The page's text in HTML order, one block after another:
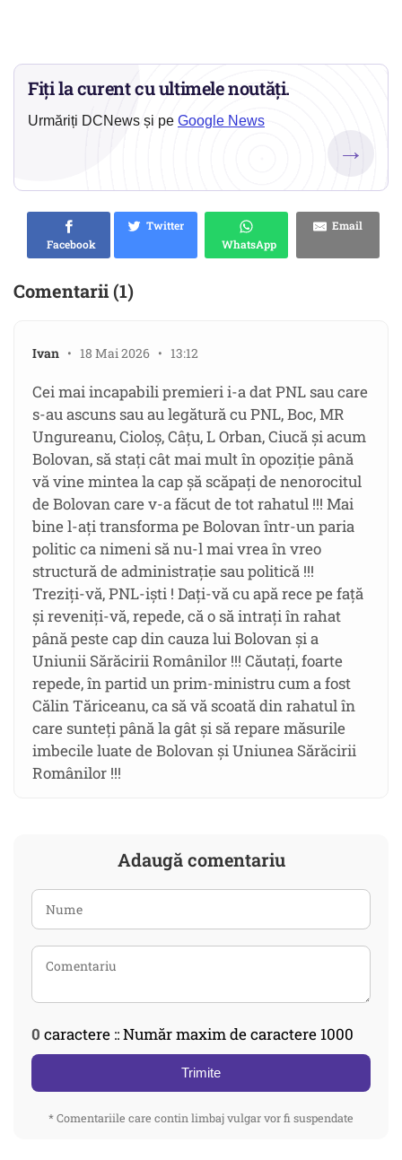
Fiți la curent cu ultimele noutăți.
Urmăriți DCNews și pe Google News
→
Facebook
Twitter
WhatsApp
Email
Comentarii (1)
Ivan • 18 Mai 2026 • 13:12
Cei mai incapabili premieri i-a dat PNL sau care
s-au ascuns sau au legătură cu PNL, Boc, MR
Ungureanu, Cioloș, Câțu, L Orban, Ciucă și acum
Bolovan, să stați cât mai mult în opoziție până
vă vine mintea la cap șă scăpați de nenorocitul
de Bolovan care v-a făcut de tot rahatul !!! Mai
bine l-ați transforma pe Bolovan într-un paria
politic ca nimeni să nu-l mai vrea în vreo
structură de administrație sau politică !!!
Treziți-vă, PNL-iști ! Dați-vă cu apă rece pe față
și reveniți-vă, repede, că o să intrați în rahat
până peste cap din cauza lui Bolovan și a
Uniunii Sărăcirii Românilor !!! Căutați, foarte
repede, în partid un prim-ministru cum a fost
Călin Tăriceanu, ca să vă scoată din rahatul în
care sunteți până la gât și să repare măsurile
imbecile luate de Bolovan și Uniunea Sărăcirii
Românilor !!!
Adaugă comentariu
0 caractere :: Număr maxim de caractere 1000
Trimite
* Comentariile care contin limbaj vulgar vor fi suspendate